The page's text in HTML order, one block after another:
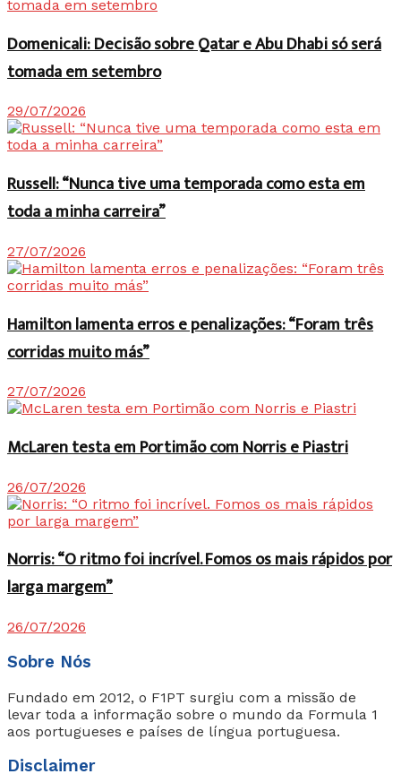
Domenicali: Decisão sobre Qatar e Abu Dhabi só será
tomada em setembro
29/07/2026
Russell: “Nunca tive uma temporada como esta em
toda a minha carreira”
27/07/2026
Hamilton lamenta erros e penalizações: “Foram três
corridas muito más”
27/07/2026
McLaren testa em Portimão com Norris e Piastri
26/07/2026
Norris: “O ritmo foi incrível. Fomos os mais rápidos por
larga margem”
26/07/2026
Sobre Nós
Fundado em 2012, o F1PT surgiu com a missão de
levar toda a informação sobre o mundo da Formula 1
aos portugueses e países de língua portuguesa.
Disclaimer